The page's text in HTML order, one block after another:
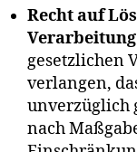
Recht auf
gesetzlichen
verlangen,
unverzüglich
nach